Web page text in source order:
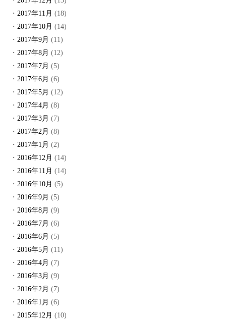
2017年11月 (18)
2017年10月 (14)
2017年9月 (11)
2017年8月 (12)
2017年7月 (5)
2017年6月 (6)
2017年5月 (12)
2017年4月 (8)
2017年3月 (7)
2017年2月 (8)
2017年1月 (2)
2016年12月 (14)
2016年11月 (14)
2016年10月 (5)
2016年9月 (5)
2016年8月 (9)
2016年7月 (6)
2016年6月 (5)
2016年5月 (11)
2016年4月 (7)
2016年3月 (9)
2016年2月 (7)
2016年1月 (6)
2015年12月 (10)